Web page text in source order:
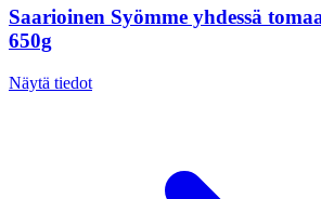
Saarioinen Syömme yhdessä
650g
Näytä tiedot